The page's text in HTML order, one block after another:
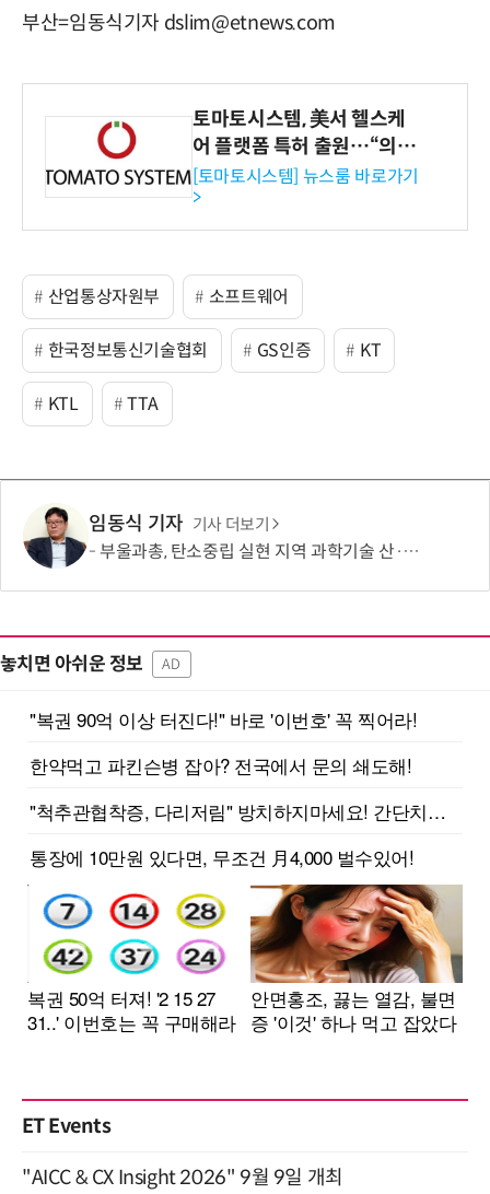
부산=임동식기자 dslim@etnews.com
토마토시스템, 美서 헬스케
어 플랫폼 특허 출원…“의료
기관·보험사 공략”
[토마토시스템] 뉴스룸 바로가기
>
산업통상자원부 소프트웨어
한국정보통신기술협회 GS인증 KT
KTL TTA
임동식 기자 기사 더보기
부울과총, 탄소중립 실현 지역 과학기술 산·학·연·관 협력 모색
놓치면 아쉬운 정보 AD
ET Events
"AICC & CX Insight 2026" 9월 9일 개최